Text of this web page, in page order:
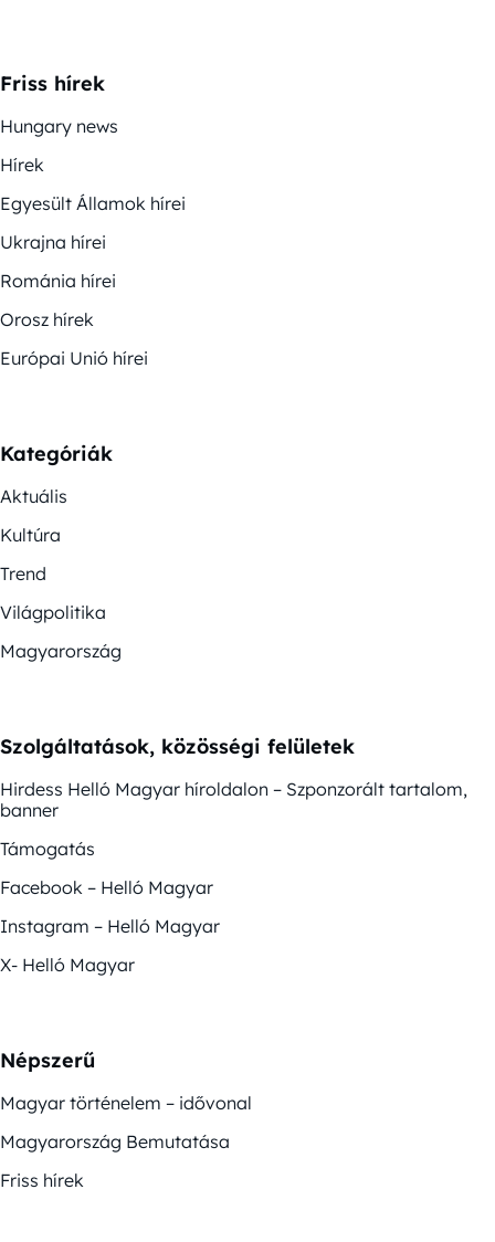
Friss hírek
Hungary news
Hírek
Egyesült Államok hírei
Ukrajna hírei
Románia hírei
Orosz hírek
Európai Unió hírei
Kategóriák
Aktuális
Kultúra
Trend
Világpolitika
Magyarország
Szolgáltatások, közösségi felületek
Hirdess Helló Magyar híroldalon – Szponzorált tartalom,
banner
Támogatás
Facebook – Helló Magyar
Instagram – Helló Magyar
X- Helló Magyar
Népszerű
Magyar történelem – idővonal
Magyarország Bemutatása
Friss hírek